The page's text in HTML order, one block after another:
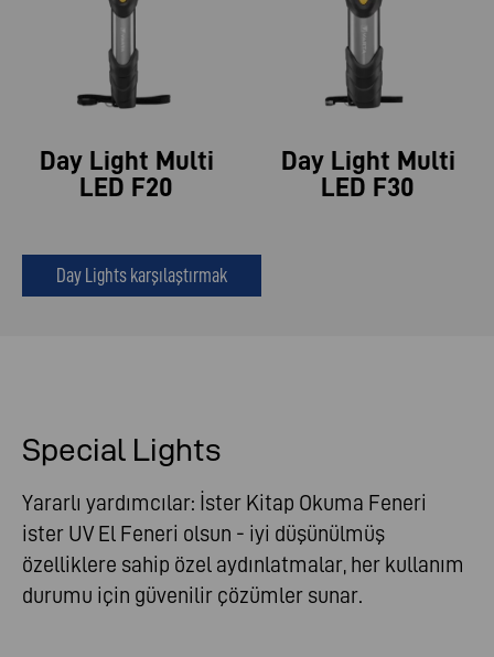
Day Light Multi
LED F20
Day Light Multi
LED F30
Day Lights karşılaştırmak
Special Lights
Yararlı yardımcılar: İster Kitap Okuma Feneri
ister UV El Feneri olsun - iyi düşünülmüş
özelliklere sahip özel aydınlatmalar, her kullanım
durumu için güvenilir çözümler sunar.